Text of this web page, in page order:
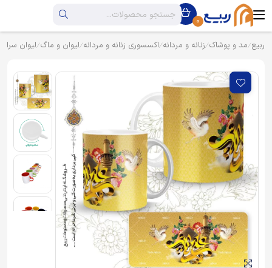
0
ربیع مد و پوشاک زنانه و مردانه اکسسوری زنانه و مردانه لیوان و ماگ لیوان